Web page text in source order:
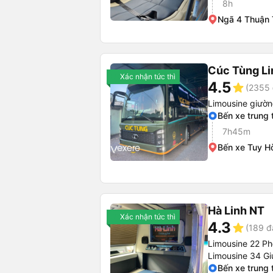
8h
Ngã 4 Thuận
Xác nhận tức thì Cúc Tùng
4.5star (2355
Limousine
Bến xe trung
7h45m
Bến xe Tuy
Xác nhận tức thì Hà Linh NT
4.3star (189
Limousine 22
Limousine 34
Bến xe trung